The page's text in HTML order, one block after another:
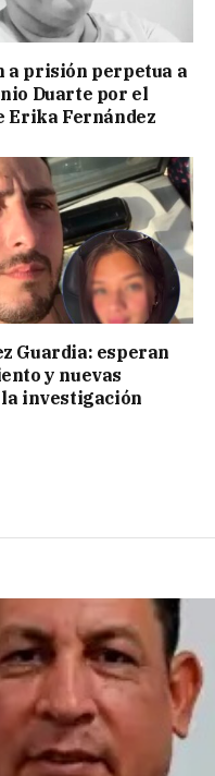
a prisión perpetua a
Duarte por el
Erika Fernández
Guardia: esperan
y nuevas
la investigación